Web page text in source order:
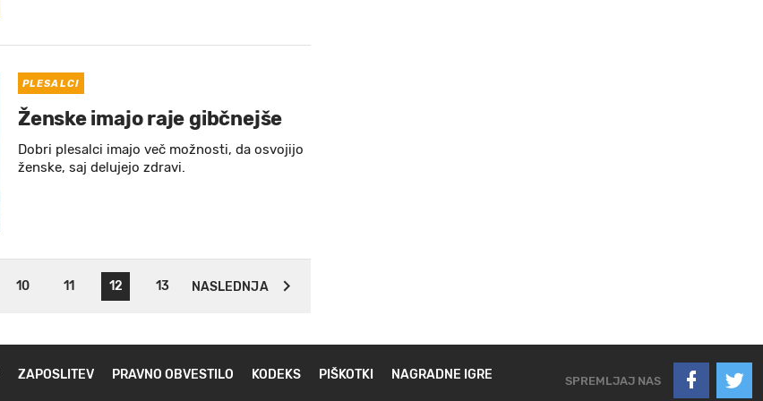
PLESALCI
Ženske imajo raje gibčnejše
Dobri plesalci imajo več možnosti, da osvojijo
ženske, saj delujejo zdravi.
10 11 12 13 NASLEDNJA
ZAPOSLITEV PRAVNO OBVESTILO KODEKS PIŠKOTKI
NAGRADNE IGRE
SPREMLJAJ NAS